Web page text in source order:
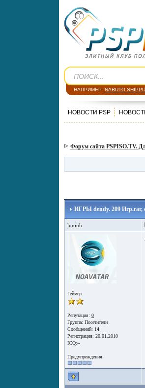
НАПРИМЕР: NARUTO
НОВОСТИ PSP
Форум сайта PSPISO.TV.
ИГРЫ dendy. 209 Игр.rar,
luninh
Геймер
Репутация: 0
Группа: Посетители
Сообщений: 14
Регистрация: 20.01.2010
ICQ:--
Предупреждения: